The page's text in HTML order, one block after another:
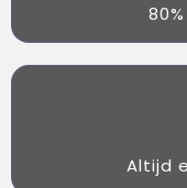
Altijd